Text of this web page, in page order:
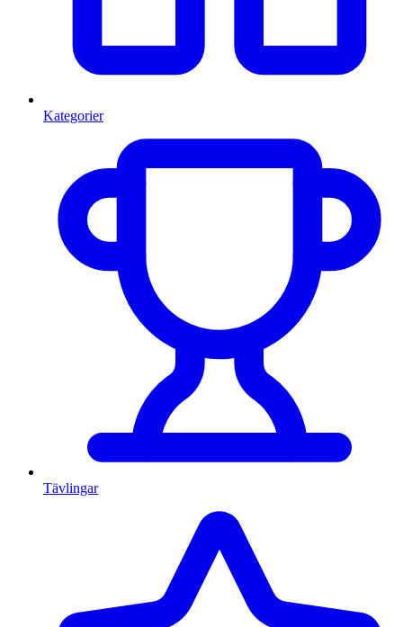
Kategorier
Tävlingar